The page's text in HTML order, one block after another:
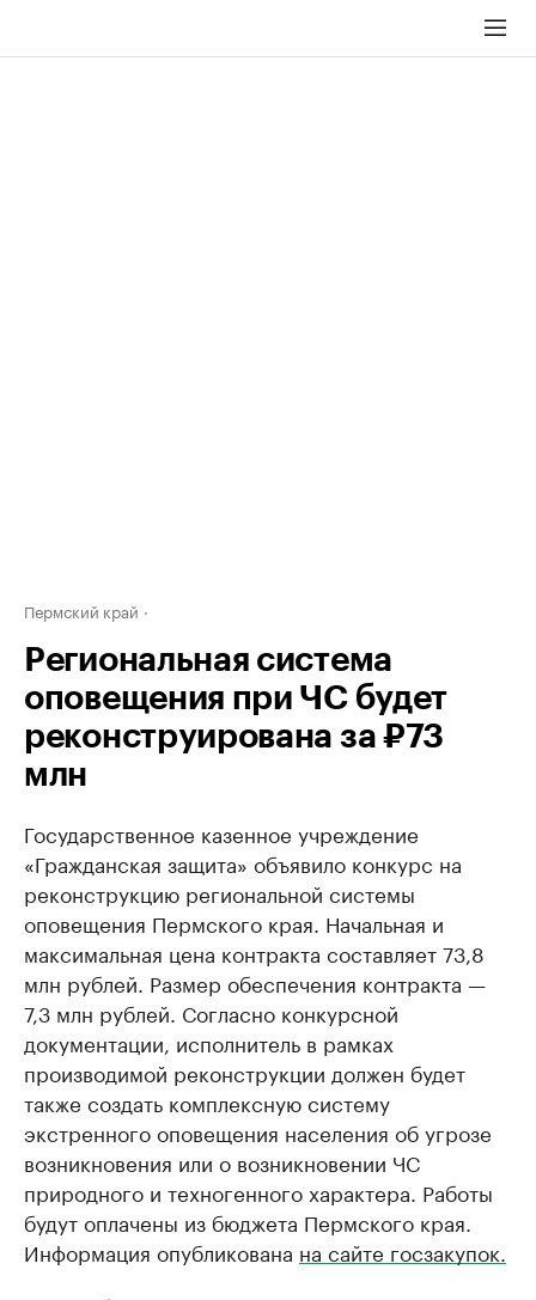
Пермский край
Региональная система
оповещения при ЧС будет
реконструирована за ₽73
млн
Государственное казенное учреждение
«Гражданская защита» объявило конкурс на
реконструкцию региональной системы
оповещения Пермского края. Начальная и
максимальная цена контракта составляет 73,8
млн рублей. Размер обеспечения контракта —
7,3 млн рублей. Согласно конкурсной
документации, исполнитель в рамках
производимой реконструкции должен будет
также создать комплексную систему
экстренного оповещения населения об угрозе
возникновения или о возникновении ЧС
природного и техногенного характера. Работы
будут оплачены из бюджета Пермского края.
Информация опубликована на сайте госзакупок.